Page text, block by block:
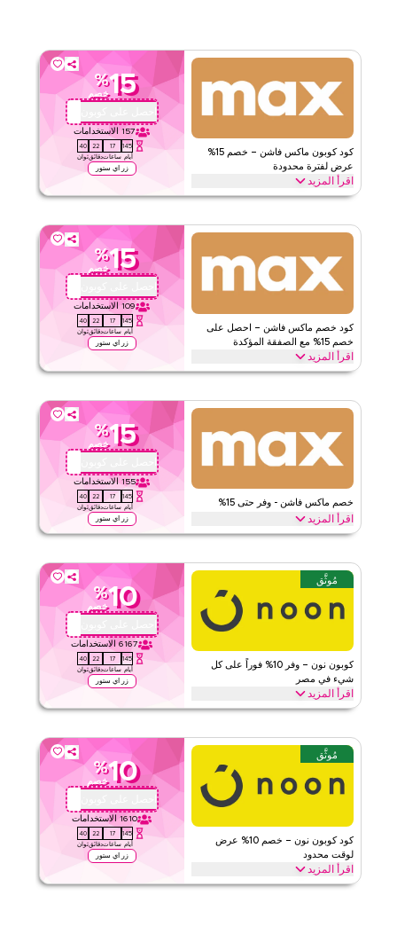
كود كوبون ماكس فاشن – خصم 15%
عرض لفترة محدودة
اقرأ المزيد
15
%
خصم
احصل على كوبون
157 الاستخدامات
145
أيام
17
ساعات
22
دقائق
39
ثوان
زر اي ستور
احصل على خصم 15% على جميع الفئات مع كود برومو ماكس فاشن
على كل طلب.
ماكس فاشن الأحكام والشروط
الحد الأدنى للطلب
ويب/تطبيق
الفئات
على مستوى الموقع
كود خصم ماكس فاشن – احصل على
خصم 15% مع الصفقة المؤكدة
اقرأ المزيد
15
%
خصم
احصل على كوبون
109 الاستخدامات
145
أيام
17
ساعات
22
دقائق
39
ثوان
زر اي ستور
احصل على خصم 15% على جميع العناصر مع عرض ماكس فاشن المؤكد
إضافية على كامل مشترياتك اليوم.
ماكس فاشن الأحكام والشروط
الحد الأدنى للطلب
ينطبق على
ويب/تطبيق
الفئات
على مستوى الموقع
١ ٣التقييم
اقرأ أقل
خصم ماكس فاشن - وفر حتى 15%
اقرأ المزيد
15
%
خصم
احصل على كوبون
155 الاستخدامات
145
أيام
17
ساعات
22
دقائق
39
ثوان
زر اي ستور
وفر حتى 15% وخصم يصل إلى 70% خلال المواسم الاحتفالية، بما في ذلك
استرد الآن.
الأحكام والشروط
الحد الأدنى للطلب
ينطبق على
ويب/تطبيق
الفئات
على مستوى الموقع
مُوثَّق
كوبون نون – وفر 10% فوراً على كل
شيء في مصر
اقرأ المزيد
10
%
خصم
احصل على كوبون
6167 الاستخدامات
145
أيام
17
ساعات
22
دقائق
39
ثوان
زر اي ستور
وفر 10% فوراً مع كود نون هذا على كل شيء. استبدل الآن للحصول على
والمزيد.
الحد الأدنى للطلب
ويب/تطبيق
الفئات
على مستوى الموقع
مُوثَّق
كود كوبون نون – خصم 10% عرض
لوقت محدود
اقرأ المزيد
10
%
خصم
احصل على كوبون
1610 الاستخدامات
145
أيام
17
ساعات
22
دقائق
39
ثوان
زر اي ستور
احصل على خصم 10% على جميع الفئات مع كود برومو نون محدود الوقت